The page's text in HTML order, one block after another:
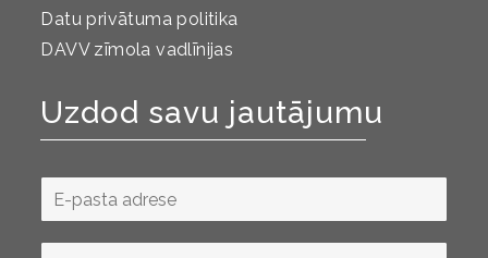
Datu privātuma politika
DAVV zīmola vadlīnijas
Uzdod savu jautājumu